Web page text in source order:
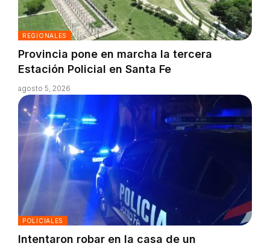
REGIONALES
Provincia pone en marcha la tercera
Estación Policial en Santa Fe
agosto 5, 2026
POLICIALES
Intentaron robar en la casa de un